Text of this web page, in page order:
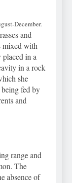
December.
and
mixed with
in a
in a rock
she
fed by
and
range and
The
absence of